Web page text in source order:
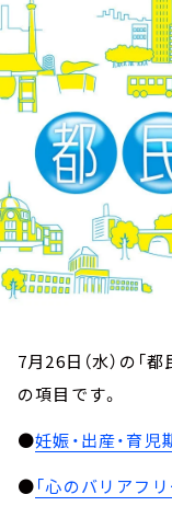
イベント・
YouTube
会社情報
7月26日（水）の「
の項目です。
●妊娠・出産・育
●「心のバリアフ